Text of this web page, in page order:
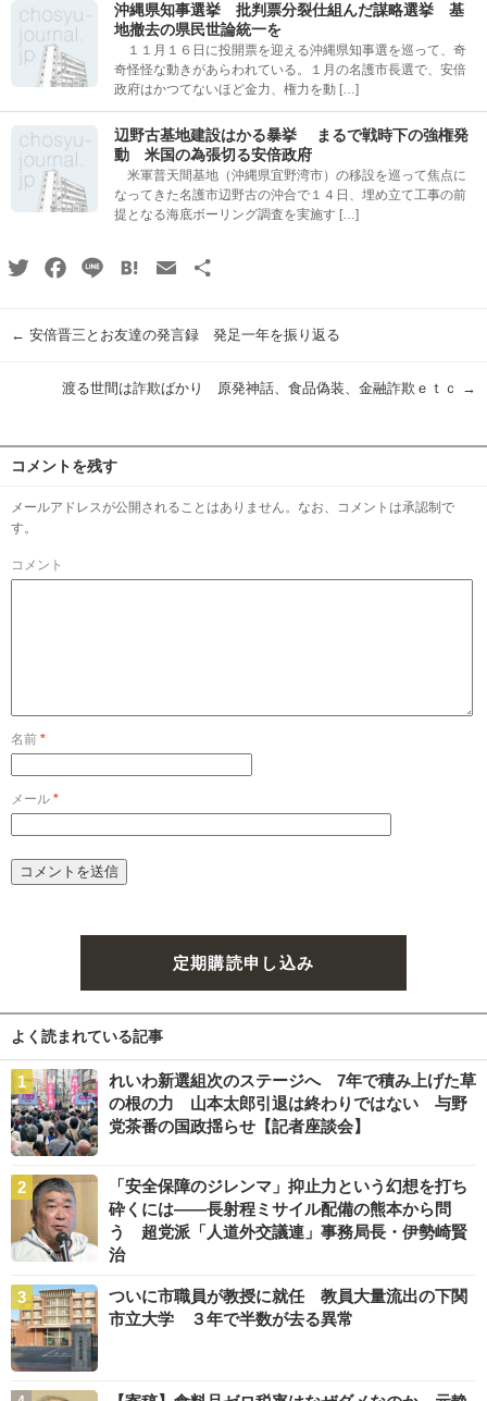
沖縄県知事選挙 批判票分裂仕組んだ謀略選挙 基
地撤去の県民世論統一を
１１月１６日に投開票を迎える沖縄県知事選を巡って、奇
奇怪怪な動きがあらわれている。１月の名護市長選で、安倍
政府はかつてないほど金力、権力を動 […]
辺野古基地建設はかる暴挙 まるで戦時下の強権発
動 米国の為張切る安倍政府
米軍普天間基地（沖縄県宜野湾市）の移設を巡って焦点に
なってきた名護市辺野古の沖合で１４日、埋め立て工事の前
提となる海底ボーリング調査を実施す […]
TwitterFacebook
Line HatenaEmail
← 安倍晋三とお友達の発言録 発足一年を振り返る
渡る世間は詐欺ばかり 原発神話、食品偽装、金融詐欺ｅｔｃ →
コメントを残す
メールアドレスが公開されることはありません。なお、コメントは承認制で
す。
コメント
名前 *
メール *
定期購読申し込み
よく読まれている記事
れいわ新選組次のステージへ 7年で積み上げた草
の根の力 山本太郎引退は終わりではない 与野
党茶番の国政揺らせ【記者座談会】
「安全保障のジレンマ」抑止力という幻想を打ち
砕くには――長射程ミサイル配備の熊本から問
う 超党派「人道外交議連」事務局長・伊勢崎賢
治
ついに市職員が教授に就任 教員大量流出の下関
市立大学 ３年で半数が去る異常